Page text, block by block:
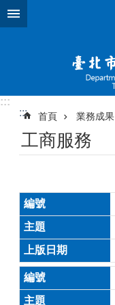
跳到主要內容區塊
:::
:::
首頁 業務成果
工商服務